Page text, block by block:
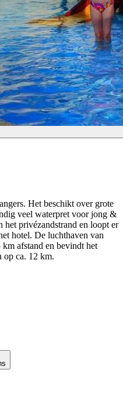
Het beschikt over grote
veel waterpret voor jong &
het privézandstrand en loopt er
hotel. De luchthaven van
afstand en bevindt het
op ca. 12 km.